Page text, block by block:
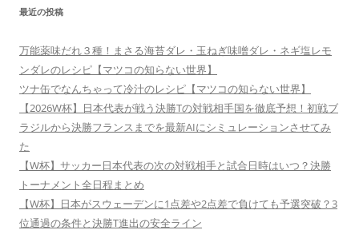
最近の投稿
万能薬味だれ３種！まさる海苔ダレ・玉ねぎ味噌ダレ・ネギ塩レモ
ンダレのレシピ【マツコの知らない世界】
ツナ缶でなんちゃって冷汁のレシピ【マツコの知らない世界】
【2026W杯】日本代表が戦う決勝Tの対戦相手国を徹底予想！初戦ブ
ラジルから決勝フランスまでを最新AIにシミュレーションさせてみ
た
【W杯】サッカー日本代表の次の対戦相手と試合日時はいつ？決勝
トーナメント全日程まとめ
【W杯】日本がスウェーデンに1点差や2点差で負けても予選突破？3
位通過の条件と決勝T進出の安全ライン